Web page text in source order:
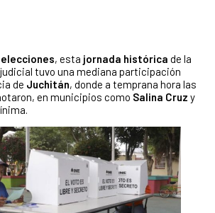
elecciones, esta jornada histórica de la
tuvo una mediana participación
de Juchitán, donde a temprana hora las
en municipios como Salina Cruz y